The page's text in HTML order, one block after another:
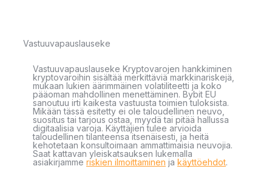
Vastuuvapauslauseke
Vastuuvapauslauseke Kryptovarojen hankkiminen
kryptovaroihin sisältää merkittäviä markkinariskejä,
mukaan lukien äärimmäinen volatiliteetti ja koko
pääoman mahdollinen menettäminen. Bybit EU
sanoutuu irti kaikesta vastuusta toimien tuloksista.
Mikään tässä esitetty ei ole taloudellinen neuvo,
suositus tai tarjous ostaa, myydä tai pitää hallussa
digitaalisia varoja. Käyttäjien tulee arvioida
taloudellinen tilanteensa itsenäisesti, ja heitä
kehotetaan konsultoimaan ammattimaisia neuvojia.
Saat kattavan yleiskatsauksen lukemalla
asiakirjamme riskien ilmoittaminen ja käyttöehdot.